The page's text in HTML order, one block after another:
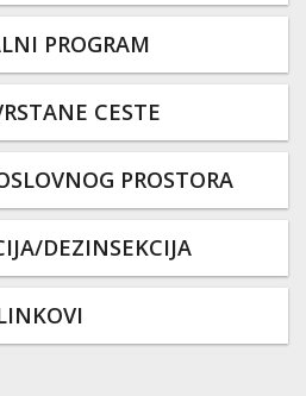
PROGRAM
CESTE
PROSTORA
DEZINSEKCIJA